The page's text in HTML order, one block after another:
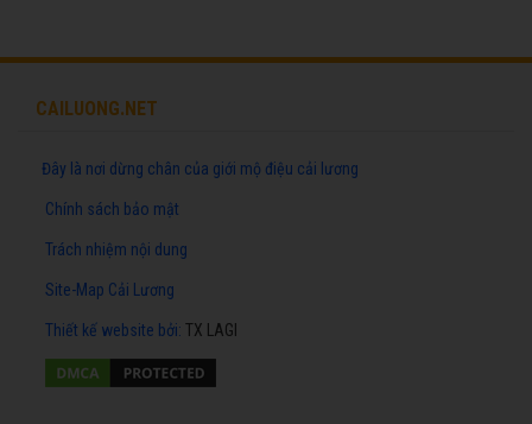
CAILUONG.NET
Đây là nơi dừng chân của giới mộ điệu cải lương
Chính sách bảo mật
Trách nhiệm nội dung
Site-Map Cải Lương
Thiết kế website bởi: TX LAGI